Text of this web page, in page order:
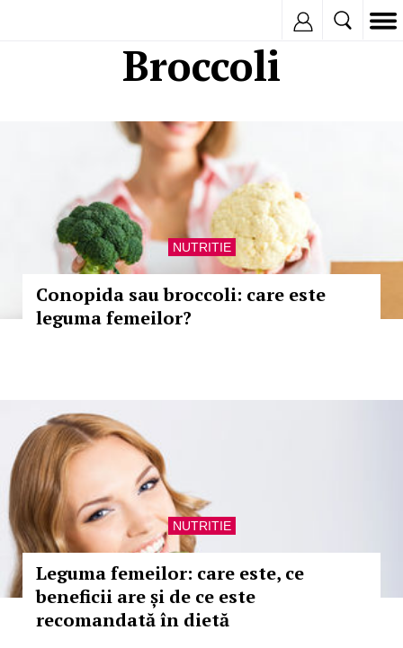
Broccoli
NUTRITIE
Conopida sau broccoli: care este
leguma femeilor?
NUTRITIE
Leguma femeilor: care este, ce
beneficii are și de ce este
recomandată în dietă